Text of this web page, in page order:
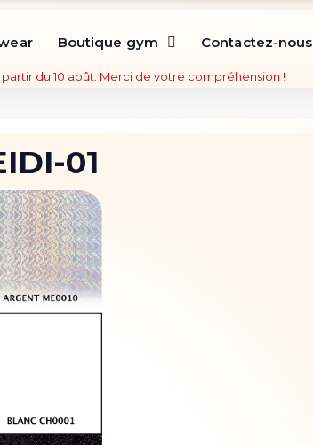
Boutique gym Contactez-nous
du 10 août. Merci de votre compréhension !
01